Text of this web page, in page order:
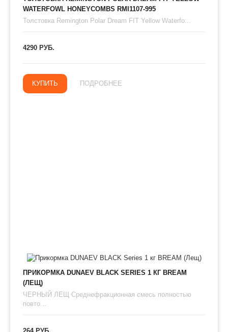
WATERFOWL HONEYCOMBS RMI1107-995
Толстовка Remington Polar Dream FIT Yellow Waterfo...
4290 РУБ.
КУПИТЬ ПОДРОБНЕЕ
ПРИКОРМКА DUNAEV BLACK SERIES 1 КГ BREAM
(ЛЕЩ)
ЧЕРНЫЙ ЛЕЩ Среднефракционная смесь полностью
повто...